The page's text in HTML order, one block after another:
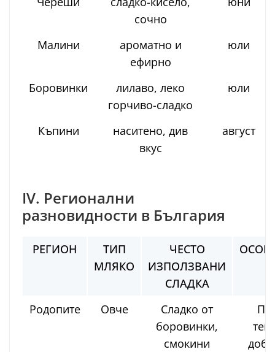
сочно
Малини
ароматно и
ефирно
юли
Боровинки
лилаво, леко
горчиво-сладко
юли
Къпини
наситено, див
вкус
август
IV. Регионални
разновидности в България
РЕГИОН
ТИП
МЛЯКО
ЧЕСТО
ИЗПОЛЗВАНИ
СЛАДКА
Родопите Овче
Сладко от
боровинки,
смокини